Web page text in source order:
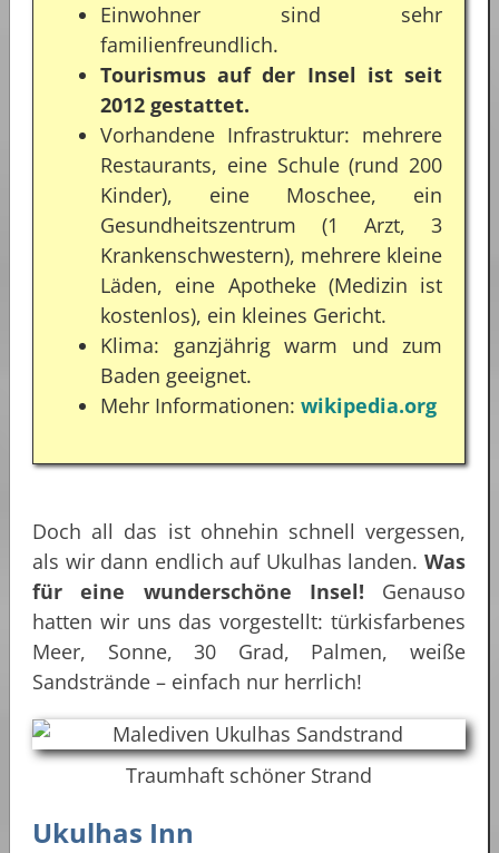
Einwohner sind sehr
familienfreundlich.
Tourismus auf der Insel ist seit
2012 gestattet.
Vorhandene Infrastruktur: mehrere
Restaurants, eine Schule (rund 200
Kinder), eine Moschee, ein
Gesundheitszentrum (1 Arzt, 3
Krankenschwestern), mehrere kleine
Läden, eine Apotheke (Medizin ist
kostenlos), ein kleines Gericht.
Klima: ganzjährig warm und zum
Baden geeignet.
Mehr Informationen: wikipedia.org
Doch all das ist ohnehin schnell vergessen,
als wir dann endlich auf Ukulhas landen. Was
für eine wunderschöne Insel! Genauso
hatten wir uns das vorgestellt: türkisfarbenes
Meer, Sonne, 30 Grad, Palmen, weiße
Sandstrände – einfach nur herrlich!
Traumhaft schöner Strand
Ukulhas Inn